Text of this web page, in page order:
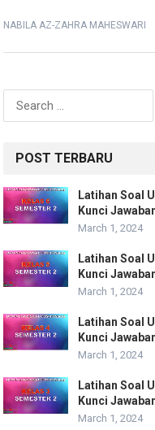
NABILA AZ-ZAHRA MAHESWARI
Search
for:
POST TERBARU
Latihan Soal
Kunci
March 1, 2024
Latihan Soal
Kunci
March 1, 2024
Latihan Soal
Kunci
March 1, 2024
Latihan Soal
Kunci
March 1, 2024